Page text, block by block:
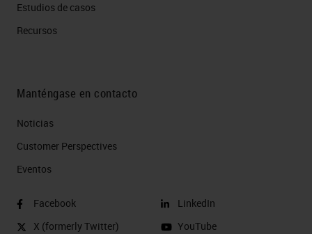
Estudios de casos
Recursos
Manténgase en contacto
Noticias
Customer Perspectives​
Eventos
Facebook
X (formerly Twitter)
LinkedIn
YouTube